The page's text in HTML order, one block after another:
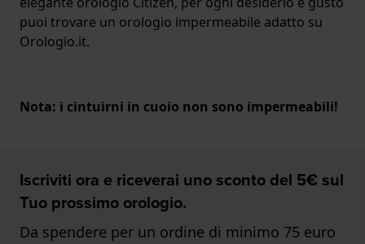
puoi trovare un orologio impermeabile adatto su
Orologio.it.
Nota: i cintuirni in cuoio non sono impermeabili!
Iscriviti ora e riceverai uno sconto del 5€ sul
Tuo prossimo orologio.
Da spendere per un ordine di minimo 75 euro